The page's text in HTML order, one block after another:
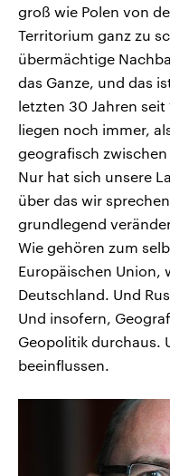
groß wie Polen von
Territorium ganz zu
übermächtige
das Ganze, und das
letzten 30 Jahren
liegen noch immer,
geografisch
Nur hat sich unsere
über das wir
grundlegend
Wie gehören zum
Europäischen Union,
Deutschland. Und
Und insofern,
Geopolitik durchaus.
beeinflussen.